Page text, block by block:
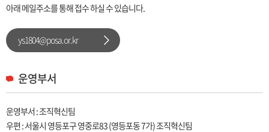
아래 메일주소를 통해 접수 하실 수 있습니다.
ys1804@posa.or.kr
운영부서
운영부서 : 조직혁신팀
우편 : 서울시 영등포구 영중로83 (영등포동 7가) 조직혁신팀